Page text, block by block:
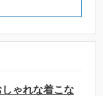
ゃれな着こな